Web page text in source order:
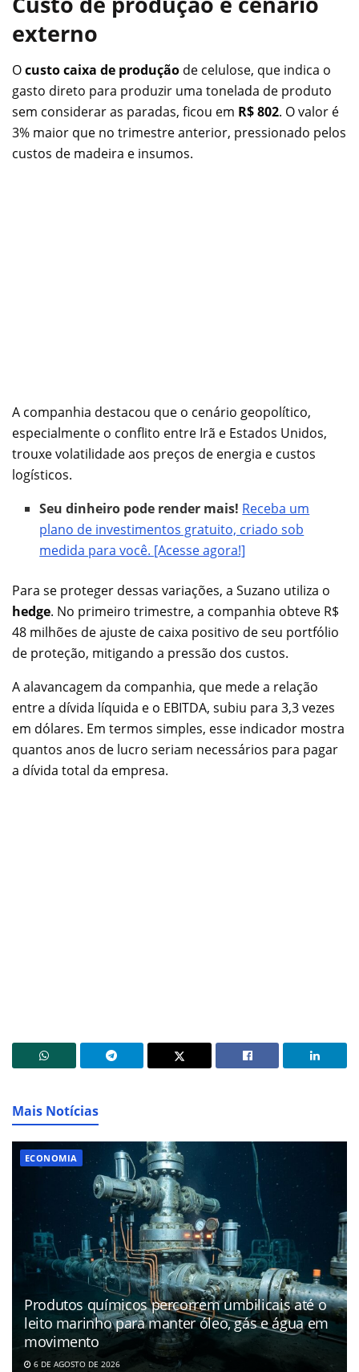
externo
Ocusto caixa de produção de celulose, que indica o
gasto direto para produzir uma tonelada de produto
sem considerar as paradas, ficou em R$ 802. O valor é
3% maior que no trimestre anterior, pressionado pelos
custos de madeira e insumos.
A companhia destacou que o cenário geopolítico,
especialmente o conflito entre Irã e Estados Unidos,
trouxe volatilidade aos preços de energia e custos
logísticos.
Seu dinheiro pode render mais! Receba um
plano de investimentos gratuito, criado sob
medida para você. [Acesse agora!]
Para se proteger dessas variações, a Suzano utiliza o
hedge. No primeiro trimestre, a companhia obteve R$
48 milhões de ajuste de caixa positivo de seu portfólio
de proteção, mitigando a pressão dos custos.
A alavancagem da companhia, que mede a relação
entre a dívida líquida e o EBITDA, subiu para 3,3 vezes
em dólares. Em termos simples, esse indicador mostra
quantos anos de lucro seriam necessários para pagar
a dívida total da empresa.
Mais Notícias
ECONOMIA
Produtos químicos percorrem umbilicais até o
leito marinho para manter óleo, gás e água em
movimento
6 DE AGOSTO DE 2026